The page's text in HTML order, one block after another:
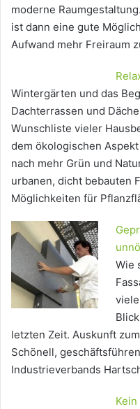
moderne
ist dann eine gute
Aufwand mehr Freiraum
Wintergärten und das
Dachterrassen und
Wunschliste vieler
dem ökologischen
nach mehr Grün und
urbanen, dicht bebauten
Möglichkeiten für
Wie
letzten Zeit. Auskunft
Schönell,
Industrieverbands